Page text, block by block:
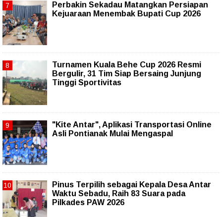
Perbakin Sekadau Matangkan Persiapan
Kejuaraan Menembak Bupati Cup 2026
Turnamen Kuala Behe Cup 2026 Resmi
Bergulir, 31 Tim Siap Bersaing Junjung
Tinggi Sportivitas
"Kite Antar", Aplikasi Transportasi Online
Asli Pontianak Mulai Mengaspal
Pinus Terpilih sebagai Kepala Desa Antar
Waktu Sebadu, Raih 83 Suara pada
Pilkades PAW 2026